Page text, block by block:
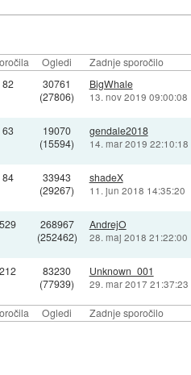
Ogledi Zadnje sporočilo
Ogledi Zadnje sporočilo
82
30761
(27806)
BigWhale
13. nov 2019 09:00:08
63
19070
(15594)
gendale2018
14. mar 2019 22:10:18
84
33943
(29267)
shadeX
11. jun 2018 14:35:20
529
268967
(252462)
AndrejO
28. maj 2018 21:22:00
212
83230
(77939)
Unknown_001
29. mar 2017 21:37:23